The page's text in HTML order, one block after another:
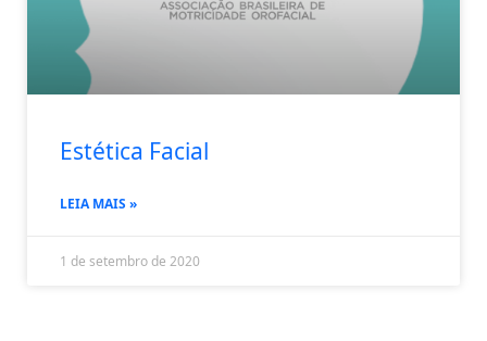
Estética Facial
LEIA MAIS »
1 de setembro de 2020